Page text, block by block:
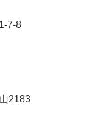
7-8
2183